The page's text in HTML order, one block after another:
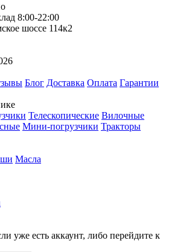
8:00-22:00
шоссе 114к2
Блог Доставка Оплата Гарантии
Телескопические Вилочные
Мини-погрузчики Тракторы
Масла
уже есть аккаунт, либо перейдите к